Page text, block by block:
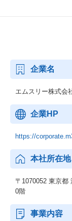
企業名
エムスリー株式会
企業HP
https://
本社所在地
〒1070052 東京都
0階
事業内容